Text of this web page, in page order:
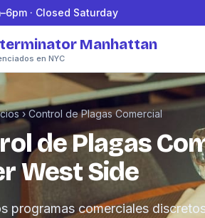
· Closed Saturday
Manhattan
en NYC
› Control de Plagas Comercial
de Plagas
West Side
programas comerciales